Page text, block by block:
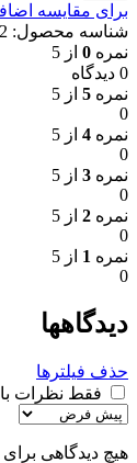
برای مقایسه
شناسه محصول: 2@js24347
نمره 0 از 5
0 دیدگاه
نمره 5 از 5
0
نمره 4 از 5
0
نمره 3 از 5
0
نمره 2 از 5
0
نمره 1 از 5
0
دیدگاهها
حذف فیلترها
فقط نظرات
هیچ دیدگاهی